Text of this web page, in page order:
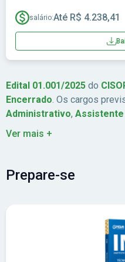
salário:Até R$ 4.238,41
Edital 01.001/2025 do
Encerrado. Os cargos
Administrativo, Assistente
Municipal
banca organizadora é
70,00 a R$ 100,00
Ver mais +
Prepare-se